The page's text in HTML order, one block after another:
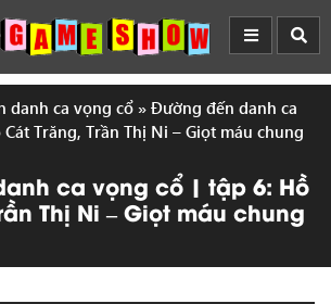
danh ca vọng cổ» Đường đến danh ca
Trăng, Trần Thị Ni – Giọt máu chung
ca vọng cổ | tập 6: Hồ
Thị Ni – Giọt máu chung